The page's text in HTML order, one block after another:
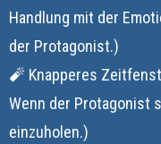
Handlung mit der
der Protagonist.)
🧨 Knapperes
Wenn der Protagonist
einzuholen.)